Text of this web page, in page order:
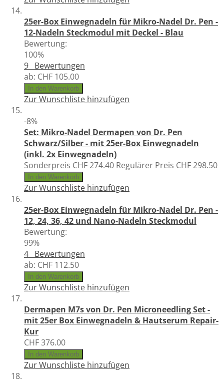
25er-Box Einwegnadeln für Mikro-Nadel Dr. Pen -
12-Nadeln Steckmodul mit Deckel - Blau
Bewertung:
100%
9 Bewertungen
ab: CHF 105.00
In den Warenkorb
Zur Wunschliste hinzufügen
-8%
Set: Mikro-Nadel Dermapen von Dr. Pen
Schwarz/Silber - mit 25er-Box Einwegnadeln
(inkl. 2x Einwegnadeln)
Sonderpreis CHF 274.40 Regulärer Preis CHF 298.50
In den Warenkorb
Zur Wunschliste hinzufügen
25er-Box Einwegnadeln für Mikro-Nadel Dr. Pen -
12, 24, 36, 42 und Nano-Nadeln Steckmodul
Bewertung:
99%
4 Bewertungen
ab: CHF 112.50
In den Warenkorb
Zur Wunschliste hinzufügen
Dermapen M7s von Dr. Pen Microneedling Set -
mit 25er Box Einwegnadeln & Hautserum Repair-
Kur
CHF 376.00
In den Warenkorb
Zur Wunschliste hinzufügen